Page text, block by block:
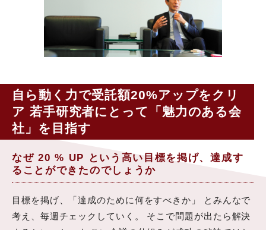
自ら動く力で受託額20%アップをクリ
ア 若手研究者にとって「魅力のある会
社」を目指す
なぜ 20 % UP という高い目標を掲げ、達成す
ることができたのでしょうか
目標を掲げ、「達成のために何をすべきか」 とみんなで
考え、毎週チェックしていく。 そこで問題が出たら解決